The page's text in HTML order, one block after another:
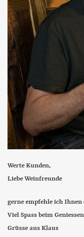
Werte Kunden,
Liebe Weinfreunde
gerne empfehle ich
Viel Spass beim
Grüsse aus Klaus